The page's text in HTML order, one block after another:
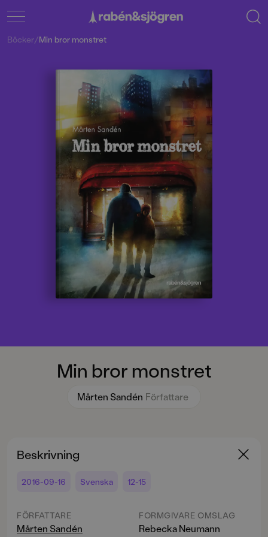
Min bror monstret
Mårten Sandén Författare
Böcker/Min bror monstret
Beskrivning
2016-09-16 Svenska 12-15
FÖRFATTARE
Mårten Sandén
FORMGIVARE OMSLAG
Rebecka Neumann